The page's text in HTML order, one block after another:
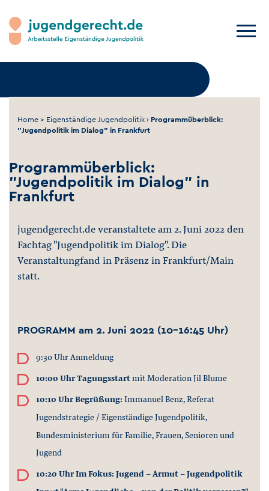
Home > Eigenständige Jugendpolitik › Programmüberblick:
"Jugendpolitik im Dialog" in Frankfurt
Programmüberblick:
"Jugendpolitik im Dialog" in
Frankfurt
jugendgerecht.de veranstaltete am 2. Juni 2022 den
Fachtag "Jugendpolitik im Dialog". Die
Veranstaltungfand in Präsenz in Frankfurt/Main
statt.
PROGRAMM am 2. Juni 2022 (10-16:45 Uhr)
9:30 Uhr Anmeldung
10:00 UhrTagungsstartmit Moderation Jil Blume
10:10 Uhr Begrüßung: Immanuel Benz, Referat
Jugendstrategie / Eigenständige Jugendpolitik,
Bundesministerium für Familie, Frauen, Senioren und
Jugend
10:20 Uhr Im Fokus: Jugend - Armut - Jugendpolitik